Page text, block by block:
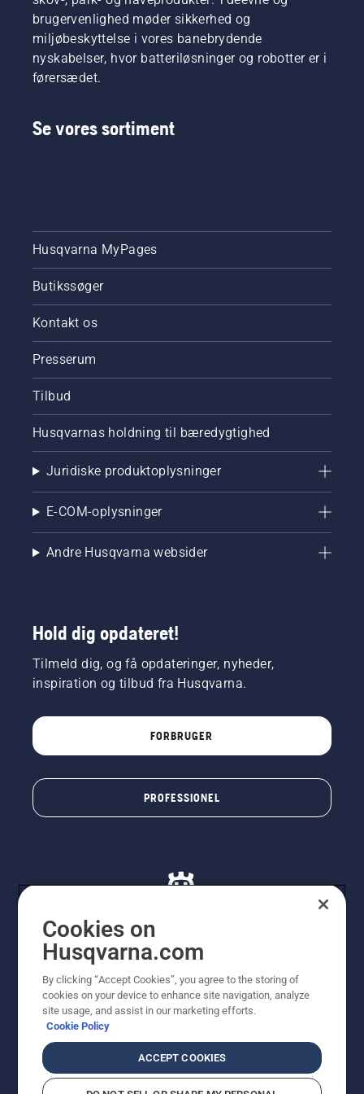
kædesave.
brug for?
Vi har
sammensat
denne
mulighederne.
brugervenlighed møder sikkerhed og
miljøbeskyttelse i vores banebrydende
nyskabelser, hvor batteriløsninger og robotter er i
førersædet.
Se vores sortiment
Husqvarna MyPages
Butikssøger
Kontakt os
Presserum
Tilbud
Husqvarnas holdning til bæredygtighed
Juridiske produktoplysninger
E-COM-oplysninger
Andre Husqvarna websider
Hold dig opdateret!
Tilmeld dig, og få opdateringer, nyheder,
inspiration og tilbud fra Husqvarna.
FORBRUGER
PROFESSIONEL
viste priser er vejledende udsalgspriser. Der tages
forbehold for stave- og trykfejl samt prisændringer. Vi
stræber efter at have så nøjagtige oplysningerne på
dette websted som muligt. Alle anførte priser er
vejledende udsalgspriser (inkl. moms), medmindre
Cookies on
Husqvarna.com
By clicking “Accept Cookies”, you agree to the storing of
cookies on your device to enhance site navigation, analyze
site usage, and assist in our marketing efforts.
Cookie Policy
ACCEPT COOKIES